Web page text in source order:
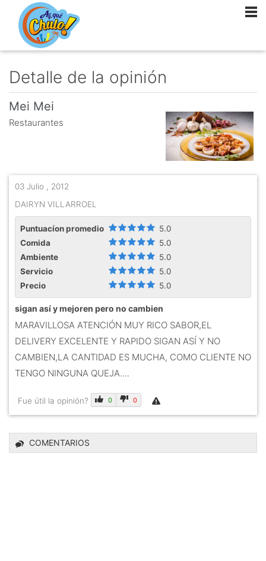
Detalle de la opinión
Mei Mei
Restaurantes
03 Julio , 2012
DAIRYN VILLARROEL
Puntuacíon promedio
5.0
Comida
5.0
Ambiente
5.0
Servicio
5.0
Precio
5.0
sigan así y mejoren pero no cambien
MARAVILLOSA ATENCIÓN MUY RICO SABOR,EL
DELIVERY EXCELENTE Y RAPIDO SIGAN ASÍ Y NO
CAMBIEN,LA CANTIDAD ES MUCHA, COMO CLIENTE NO
TENGO NINGUNA QUEJA....
Fue útil la opinión? 0 0
COMENTARIOS